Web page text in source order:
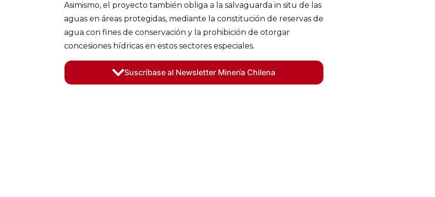
Asimismo, el proyecto también obliga a la salvaguarda in situ de las
aguas en áreas protegidas, mediante la constitución de reservas de
agua con fines de conservación y la prohibición de otorgar
concesiones hídricas en estos sectores especiales.
Suscríbase al Newsletter Minería Chilena